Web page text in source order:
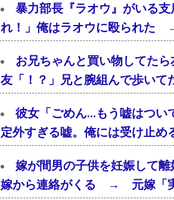
暴力部長『ラオウ』がいる
れ！」俺はラオウに殴られた
お兄ちゃんと買い物してた
友「！？」兄と腕組んで歩いて
彼女「ごめん…もう嘘はつい
定外すぎる嘘。俺には受け止め
嫁が間男の子供を妊娠して
嫁から連絡がくる → 元嫁「実